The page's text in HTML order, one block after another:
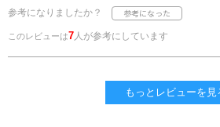
参考になりましたか？
このレビューは7 人が参考にしています
もっとレビューを見